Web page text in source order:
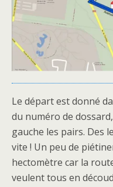
Le départ est donné
du numéro de
gauche les pairs. Des
vite ! Un peu de
hectomètre car la
veulent tous en